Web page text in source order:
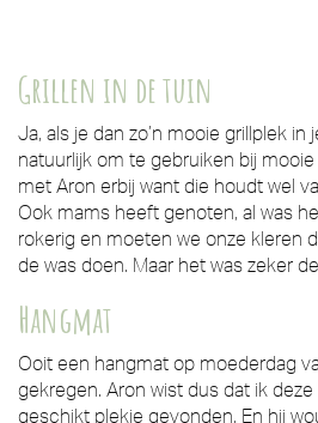
Grillen in de tuin
Ja, als je dan zo’n mooie grillplek in
natuurlijk om te gebruiken bij
met Aron erbij want die houdt wel
Ook mams heeft genoten, al was
rokerig en moeten we onze kleren
de was doen. Maar het was zeker
Hangmat
Ooit een hangmat op moederdag
gekregen. Aron wist dus dat ik
geschikt plekje gevonden. En hij